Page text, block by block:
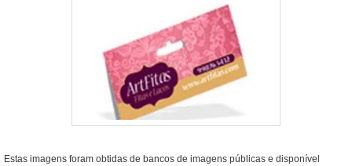
Estas imagens foram obtidas de bancos de imagens públicas e disponível